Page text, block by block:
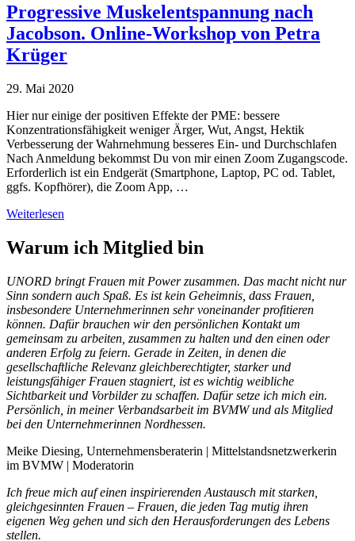
Progressive Muskelentspannung nach
Jacobson. Online-Workshop von Petra
Krüger
29. Mai 2020
Hier nur einige der positiven Effekte der PME: bessere
Konzentrationsfähigkeit weniger Ärger, Wut, Angst, Hektik
Verbesserung der Wahrnehmung besseres Ein- und Durchschlafen
Nach Anmeldung bekommst Du von mir einen Zoom Zugangscode.
Erforderlich ist ein Endgerät (Smartphone, Laptop, PC od. Tablet,
ggfs. Kopfhörer), die Zoom App, …
Weiterlesen
Warum ich Mitglied bin
UNORD bringt Frauen mit Power zusammen. Das macht nicht nur
Sinn sondern auch Spaß. Es ist kein Geheimnis, dass Frauen,
insbesondere Unternehmerinnen sehr voneinander profitieren
können. Dafür brauchen wir den persönlichen Kontakt um
gemeinsam zu arbeiten, zusammen zu halten und den einen oder
anderen Erfolg zu feiern. Gerade in Zeiten, in denen die
gesellschaftliche Relevanz gleichberechtigter, starker und
leistungsfähiger Frauen stagniert, ist es wichtig weibliche
Sichtbarkeit und Vorbilder zu schaffen. Dafür setze ich mich ein.
Persönlich, in meiner Verbandsarbeit im BVMW und als Mitglied
bei den Unternehmerinnen Nordhessen.
Meike Diesing, Unternehmensberaterin | Mittelstandsnetzwerkerin
im BVMW | Moderatorin
Ich freue mich auf einen inspirierenden Austausch mit starken,
gleichgesinnten Frauen – Frauen, die jeden Tag mutig ihren
eigenen Weg gehen und sich den Herausforderungen des Lebens
stellen.